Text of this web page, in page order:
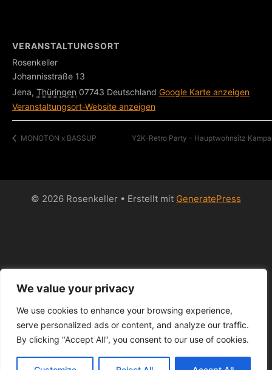
We value your privacy
We use cookies to enhance your browsing experience,
serve personalized ads or content, and analyze our traffic.
By clicking "Accept All", you consent to our use of cookies.
VERANSTALTUNGSORT
Rosenkeller
Johannisstraße 13
Jena, Thüringen 07743 Deutschland Google Karte anzeigen
Veranstaltungsort-Website anzeigen
MONOTON x BASSUP Y2K-Retro Party – Hauptwohnsitz
© 2026 Rosenkeller • Erstellt mit GeneratePress